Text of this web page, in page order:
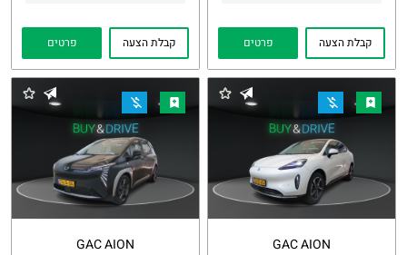
קבלת הצעה פרטים קבלת הצעה פרטים
GAC AION
GAC AION